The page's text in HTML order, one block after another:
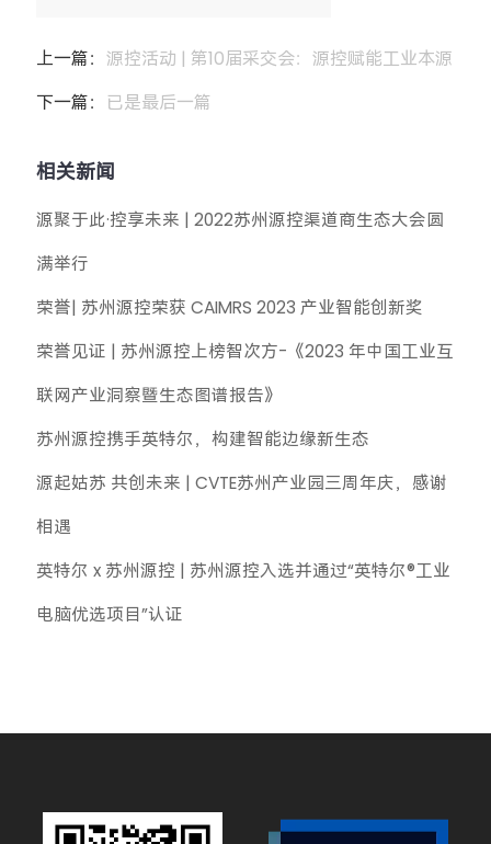
上一篇： 源控活动 | 第10届采交会：源控赋能工业本源
下一篇： 已是最后一篇
相关新闻
源聚于此·控享未来 | 2022苏州源控渠道商生态大会圆
满举行
荣誉| 苏州源控荣获 CAIMRS 2023 产业智能创新奖
荣誉见证 | 苏州源控上榜智次方-《2023 年中国工业互
联网产业洞察暨生态图谱报告》
苏州源控携手英特尔，构建智能边缘新生态
源起姑苏 共创未来 | CVTE苏州产业园三周年庆，感谢
相遇
英特尔 x 苏州源控 | 苏州源控入选并通过“英特尔®工业
电脑优选项目”认证